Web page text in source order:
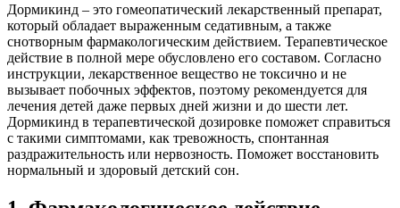
Дормикинд – это гомеопатический лекарственный препарат,
который обладает выраженным седативным, а также
снотворным фармакологическим действием. Терапевтическое
действие в полной мере обусловлено его составом. Согласно
инструкции, лекарственное вещество не токсично и не
вызывает побочных эффектов, поэтому рекомендуется для
лечения детей даже первых дней жизни и до шести лет.
Дормикинд в терапевтической дозировке поможет справиться
с такими симптомами, как тревожность, спонтанная
раздражительность или нервозность. Поможет восстановить
нормальный и здоровый детский сон.